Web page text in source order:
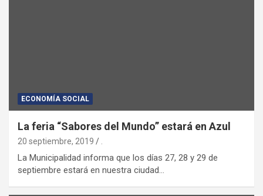
ECONOMÍA SOCIAL
La feria “Sabores del Mundo” estará en Azul
20 septiembre, 2019
La Municipalidad informa que los días 27, 28 y 29 de
septiembre estará en nuestra ciudad…